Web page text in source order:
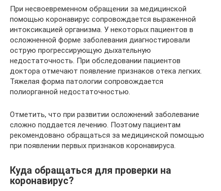
При несвоевременном обращении за медицинской
помощью коронавирус сопровождается выраженной
интоксикацией организма. У некоторых пациентов в
осложненной форме заболевания диагностировали
острую прогрессирующую дыхательную
недостаточность. При обследовании пациентов
доктора отмечают появление признаков отека легких.
Тяжелая форма патологии сопровождается
полиорганной недостаточностью.
Отметить, что при развитии осложнений заболевание
сложно поддается лечению. Поэтому пациентам
рекомендовано обращаться за медицинской помощью
при появлении первых признаков коронавируса.
Куда обращаться для проверки на
коронавирус?